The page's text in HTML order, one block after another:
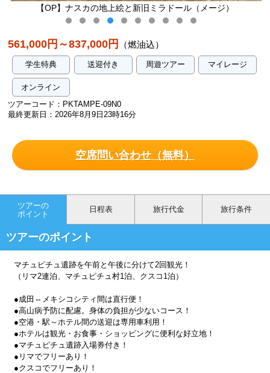
【OP】ナスカの地上絵と新旧ミラドール（メージ）
561,000円～837,000円 （燃油込）
学生特典 送迎付き 周遊ツアー マイレージ
オンライン
ツアーコード：PKTAMPE-09N0
最終更新日：2026年8月9日23時16分
空席問い合わせ（無料）
ツアーの
ポイント
日程表 旅行代金 旅行条件
ツアーのポイント
マチュピチュ遺跡を午前と午後に分けて2回観光！
（リマ2連泊、マチュピチュ村1泊、クスコ1泊）
●成田⇔メキシコシティ間は直行便！
●高山病予防に配慮。身体の負担が少ないコース！
●空港・駅～ホテル間の送迎は専用車利用！
●ホテルは観光・お食事・ショッピングに便利な好立地！
●マチュピチュ遺跡入場券付き！
●リマでフリーあり！
●クスコでフリーあり！